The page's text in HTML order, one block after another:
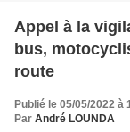
Appel à la
bus,
route
Publié le 05/05/2022 à
Par André LOUNDA